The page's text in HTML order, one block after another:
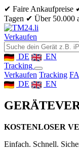
✔ Faire Ankaufpreise
Tagen ✔ Über 50.000
Verkaufen
DE
EN
Tracking
Verkaufen Tracking
DE
EN
GERÄTE
KOSTENLOSER
Einfach. Schnell.